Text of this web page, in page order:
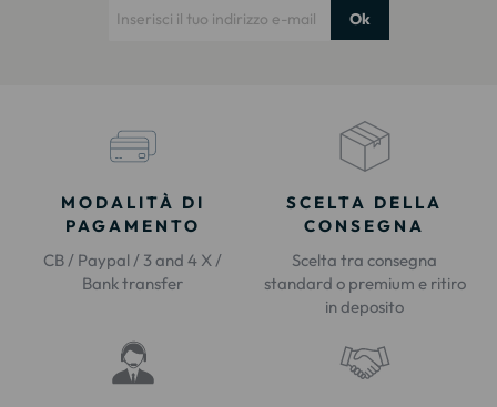
Ok
MODALITÀ DI
PAGAMENTO
CB / Paypal / 3 and 4 X /
Bank transfer
SCELTA DELLA
CONSEGNA
Scelta tra consegna
standard o premium e ritiro
in deposito